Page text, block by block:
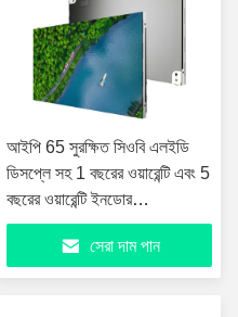
আইপি 65 সুরক্ষিত সিওবি এলইডি
ডিসপ্লে সহ 1 বছরের ওয়ারেন্টি এবং 5
বছরের ওয়ারেন্টি ইনডোর
অ্যাপ্লিকেশনগুলির জন্য
সেরা দাম পান